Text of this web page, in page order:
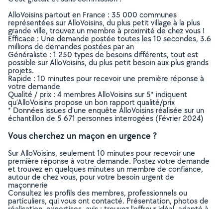
AlloVoisins partout en France : 35 000 communes
représentées sur AlloVoisins, du plus petit village à la plus
grande ville, trouvez un membre à proximité de chez vous !
Efficace : Une demande postée toutes les 10 secondes, 3.6
millions de demandes postées par an
Généraliste : 1 250 types de besoins différents, tout est
possible sur AlloVoisins, du plus petit besoin aux plus grands
projets.
Rapide : 10 minutes pour recevoir une première réponse à
votre demande
Qualité / prix : 4 membres AlloVoisins sur 5* indiquent
qu’AlloVoisins propose un bon rapport qualité/prix
* Données issues d’une enquête AlloVoisins réalisée sur un
échantillon de 5 671 personnes interrogées (Février 2024)
Vous cherchez un maçon en urgence ?
Sur AlloVoisins, seulement 10 minutes pour recevoir une
première réponse à votre demande. Postez votre demande
et trouvez en quelques minutes un membre de confiance,
autour de chez vous, pour votre besoin urgent de
maçonnerie
Consultez les profils des membres, professionnels ou
particuliers, qui vous ont contacté. Présentation, photos de